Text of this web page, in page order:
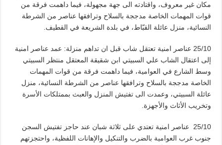
مكان غير معروف، واقتادته الى جهة مجهولة، فيما داهمت فرقة من
قوات المهمات الخاصة مدججة بالسلاح وترافقها عناصر من الشرطة
النسائية، منزل عائلة القبّاط، في بلدة الشريعة في القطيف.
25/10 عناصر امنية تعتقل شاب قبل ان تداهم منزلة: عمد عناصر امنية
إلى اعتقال الشاب علي السبيتي ابن شقيقة المعتقل منتظر السبيتي
وسط الشارع في العوامية، فيما داهمت فرقة من قوات المهمات
الخاصة مدججة بالسلاح وترافقها عناصر من الشرطة النسائية، منزل
عائلة السبيتي، وعمدت الى تفتيش المنزل والعبث بممتلكات الأسرة
وتخريب الأثاث والأجهزة.
25/10 عناصر امنية تعتدي على ثلاثة شبان عند حاجز تفتيش السجن
جنوب غرب العوامية بالضرب والتنكيل والإهانات اللفظية، واحتجزتهم